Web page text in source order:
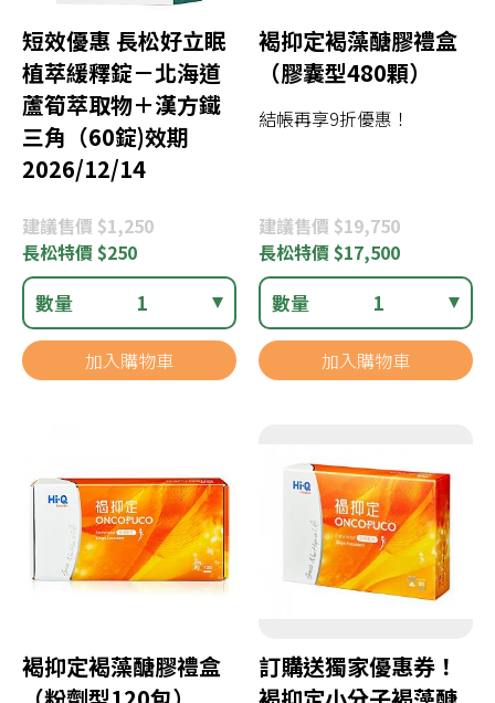
短效優惠 長松好立眠
植萃緩釋錠－北海道
蘆筍萃取物＋漢方鐵
三角（60錠)效期
2026/12/14
建議售價 $1,250
長松特價 $250
數量 1
加入購物車
褐抑定褐藻醣膠禮盒
（膠囊型480顆）
結帳再享9折優惠！
建議售價 $19,750
長松特價 $17,500
數量 1
加入購物車
褐抑定褐藻醣膠禮盒
訂購送獨家優惠券！